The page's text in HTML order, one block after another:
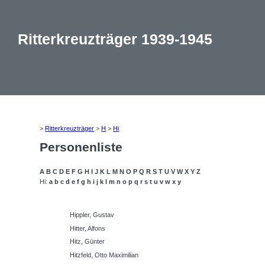
Ritterkreuzträger 1939-1945
>Ritterkreuzträger >H >Hi
Personenliste
A B C D E F G H I J K L M N O P Q R S T U V W X Y Z
Hi:a b c d e f g h i j k l m n o p q r s t u v w x y
Hippler, Gustav
Hitter, Alfons
Hitz, Günter
Hitzfeld, Otto Maximilian